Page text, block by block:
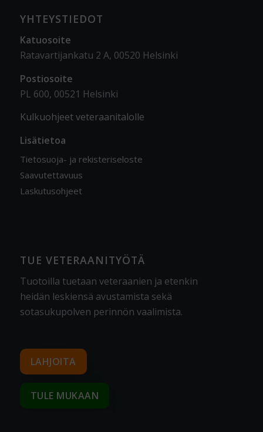
YHTEYSTIEDOT
Katuosoite
Ratavartijankatu 2 A, 00520 Helsinki
Postiosoite
PL 600, 00521 Helsinki
Kulkuohjeet veteraanitalolle
Lisätietoa
Tietosuoja- ja rekisteriseloste
Saavutettavuus
Laskutusohjeet
TUE VETERAANITYÖTÄ
Tuotoilla tuetaan veteraanien ja etenkin
heidän leskiensä avustamista sekä
sotasukupolven perinnön vaalimista.
LAHJOITA
TULE MUKAAN